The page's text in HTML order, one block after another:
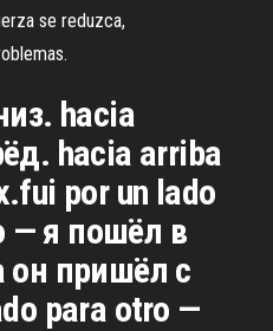
se reduzca,
hacia
hacia arriba
por un lado
— я пошёл в
он пришёл с
para otro —